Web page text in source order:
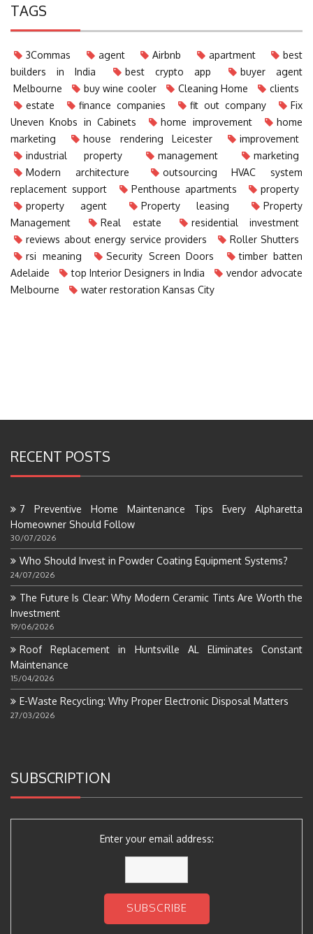
TAGS
3Commas agent Airbnb apartment
best
builders in India
best crypto app
buyer agent
Melbourne
buy wine cooler Cleaning Home
clients
estate
finance companies fit out company
Fix
Uneven Knobs in Cabinets
home improvement
home
marketing
house rendering Leicester
improvement
industrial property
management
marketing
Modern architecture
outsourcing HVAC system
replacement support
Penthouse apartments
property
property agent
Property leasing
Property
Management
Real estate
residential investment
reviews about energy service providers
Roller Shutters
rsi meaning
Security Screen Doors
timber batten
Adelaide
top Interior Designers in India
vendor advocate
Melbourne
water restoration Kansas City
RECENT POSTS
7 Preventive Home Maintenance Tips Every Alpharetta
Homeowner Should Follow
30/07/2026
Who Should Invest in Powder Coating Equipment Systems?
24/07/2026
The Future Is Clear: Why Modern Ceramic Tints Are Worth the
Investment
19/06/2026
Roof Replacement in Huntsville AL Eliminates Constant
Maintenance
15/04/2026
E-Waste Recycling: Why Proper Electronic Disposal Matters
27/03/2026
SUBSCRIPTION
Enter your email address: